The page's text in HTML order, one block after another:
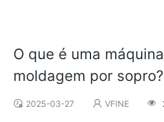
O que é uma
moldagem por sopro?
2025-03-27 VFINE